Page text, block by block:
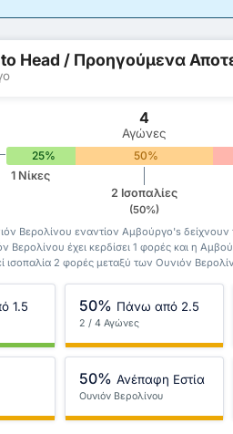
to Head / Προηγούμενα
4
Αγώνες
25% 50%
1 Νίκες
2 Ισοπαλίες
(50%)
Βερολίνου εναντίον Αμβούργο's
Βερολίνου έχει κερδίσει 1 φορές και η
ισοπαλία 2 φορές μεταξύ των Ουνιόν
1.5 50% Πάνω από 2.5
2 / 4 Αγώνες
50% Ανέπαφη Εστία
Ουνιόν Βερολίνου